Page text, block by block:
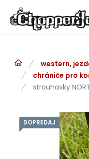
western,
chrániče pro
strouhavky
DOPREDAJ